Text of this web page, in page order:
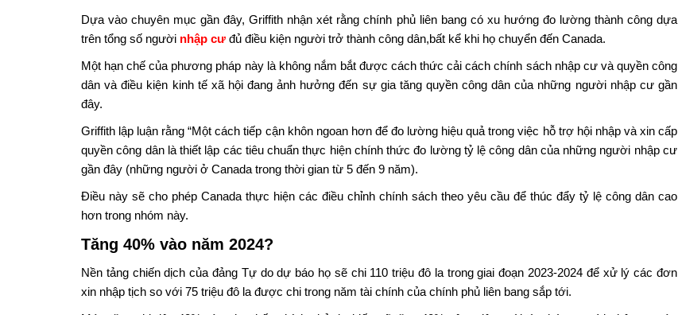
Dựa vào chuyên mục gần đây, Griffith nhận xét rằng chính phủ liên bang có xu hướng đo lường thành công dựa
trên tổng số người nhập cư đủ điều kiện người trở thành công dân,bất kể khi họ chuyển đến Canada.
Một hạn chế của phương pháp này là không nắm bắt được cách thức cải cách chính sách nhập cư và quyền công
dân và điều kiện kinh tế xã hội đang ảnh hưởng đến sự gia tăng quyền công dân của những người nhập cư gần
đây.
Griffith lập luận rằng “Một cách tiếp cận khôn ngoan hơn để đo lường hiệu quả trong việc hỗ trợ hội nhập và xin cấp
quyền công dân là thiết lập các tiêu chuẩn thực hiện chính thức đo lường tỷ lệ công dân của những người nhập cư
gần đây (những người ở Canada trong thời gian từ 5 đến 9 năm).
Điều này sẽ cho phép Canada thực hiện các điều chỉnh chính sách theo yêu cầu để thúc đẩy tỷ lệ công dân cao
hơn trong nhóm này.
Tăng 40% vào năm 2024?
Nền tảng chiến dịch của đảng Tự do dự báo họ sẽ chi 110 triệu đô la trong giai đoạn 2023-2024 để xử lý các đơn
xin nhập tịch so với 75 triệu đô la được chi trong năm tài chính của chính phủ liên bang sắp tới.